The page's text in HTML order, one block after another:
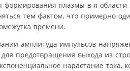
формирования плазмы в n-
тем фактом, что примерно
времени.
амплитуда импульсов
предотвращения выхода из
нарастание